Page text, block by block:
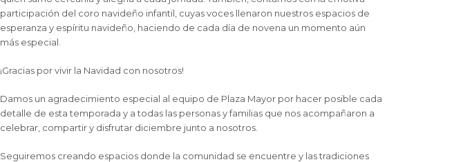
participación del coro navideño infantil, cuyas voces llenaron nuestros espacios de
esperanza y espíritu navideño, haciendo de cada día de novena un momento aún
más especial.
¡Gracias por vivir la Navidad con nosotros!
Damos un agradecimiento especial al equipo de Plaza Mayor por hacer posible cada
detalle de esta temporada y a todas las personas y familias que nos acompañaron a
celebrar, compartir y disfrutar diciembre junto a nosotros.
Seguiremos creando espacios donde la comunidad se encuentre y las tradiciones